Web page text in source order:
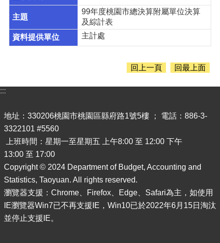
99年度桃園市總決算附屬單位決算
及綜計表
主計處
回上一頁 回最上面
:::
地址：330206桃園市桃園區縣府路1號5樓 ； 電話：886-3-
3322101 #5560
上班時間：星期一至星期五 上午8:00 至 12:00 下午
13:00 至 17:00
Copyright © 2024 Department of Budget, Accounting and
Statistics, Taoyuan. All rights reserved.
瀏覽器支援：Chrome、Firefox、Edge、Safari為主，如使用
IE瀏覽器Win7已不再支援IE，Win10已於2022年6月15日淘汰
並停止支援IE。